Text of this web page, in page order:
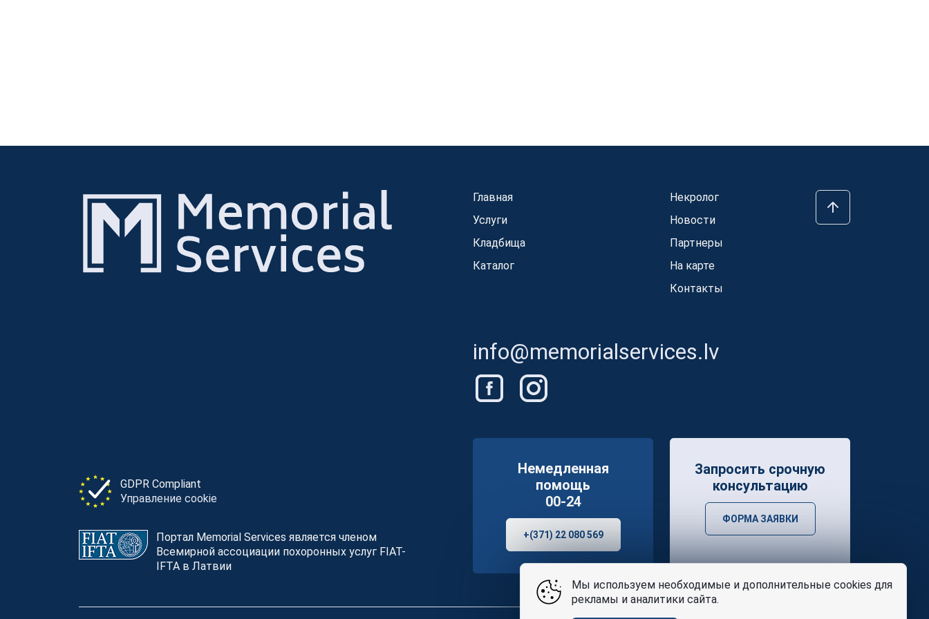
Главная
Услуги
Кладбища
Каталог
Некролог
Новости
Партнеры
На карте
Контакты
info@memorialservices.lv
GDPR Compliant
Управление cookie
Портал Memorial Services является членом
Всемирной ассоциации похоронных услуг FIAT-
IFTA в Латвии
Немедленная
помощь
00-24
+(371) 22 080 569
Запросить срочную
консультацию
ФОРМА ЗАЯВКИ
Мы используем необходимые и дополнительные cookies для
рекламы и аналитики сайта.